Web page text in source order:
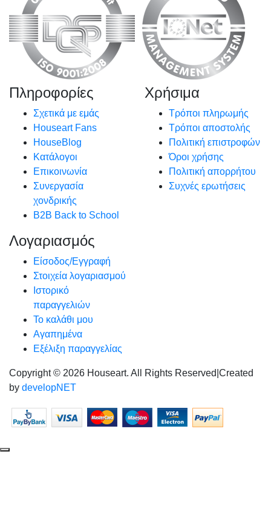
Πληροφορίες
Σχετικά με εμάς
Houseart Fans
HouseBlog
Κατάλογοι
Επικοινωνία
Συνεργασία
χονδρικής
B2B Back to School
Χρήσιμα
Τρόποι πληρωμής
Τρόποι αποστολής
Πολιτική επιστροφών
Όροι χρήσης
Πολιτική απορρήτου
Συχνές ερωτήσεις
Λογαριασμός
Είσοδος/Εγγραφή
Στοιχεία λογαριασμού
Ιστορικό
παραγγελιών
Το καλάθι μου
Αγαπημένα
Εξέλιξη παραγγελίας
Copyright © 2026 Houseart. All Rights Reserved Created
by developNET